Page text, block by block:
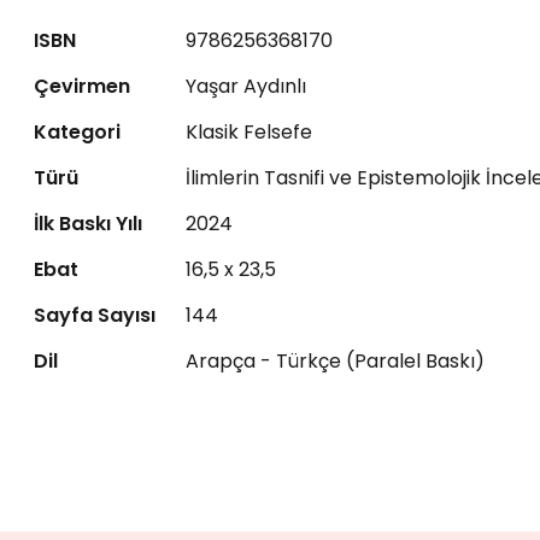
ISBN
9786256368170
Çevirmen
Yaşar Aydınlı
Kategori
Klasik Felsefe
Türü
İlimlerin Tasnifi ve Epistemolojik
İlk Baskı Yılı
2024
Ebat
16,5 x 23,5
Sayfa Sayısı
144
Dil
Arapça - Türkçe (Paralel Baskı)